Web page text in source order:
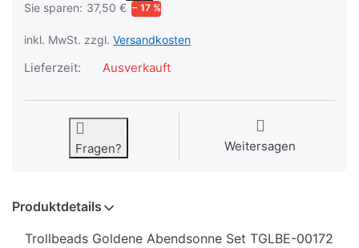
Sie sparen: 37,50 € − 17 %
inkl. MwSt. zzgl. Versandkosten
Lieferzeit: Ausverkauft
Fragen? Weitersagen
Produktdetails
Trollbeads Goldene Abendsonne Set TGLBE-00172